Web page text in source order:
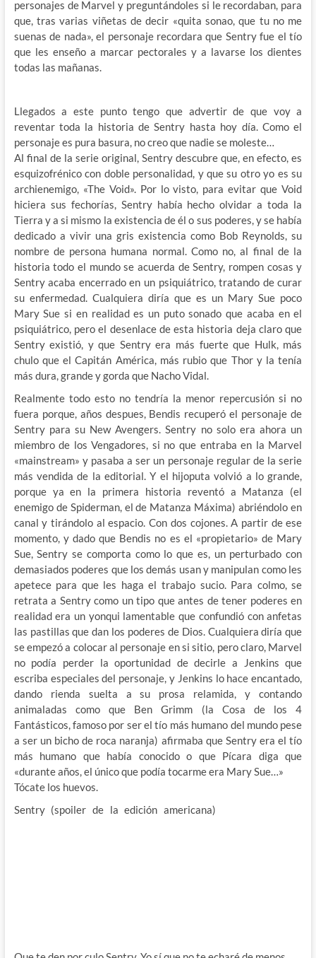
personajes de Marvel y preguntándoles si le recordaban, para
que, tras varias viñetas de decir «quita sonao, que tu no me
suenas de nada», el personaje recordara que Sentry fue el tío
que les enseño a marcar pectorales y a lavarse los dientes
todas las mañanas.
Llegados a este punto tengo que advertir de que voy a
reventar toda la historia de Sentry hasta hoy día. Como el
personaje es pura basura, no creo que nadie se moleste…
Al final de la serie original, Sentry descubre que, en efecto, es
esquizofrénico con doble personalidad, y que su otro yo es su
archienemigo, «The Void». Por lo visto, para evitar que Void
hiciera sus fechorías, Sentry había hecho olvidar a toda la
Tierra y a si mismo la existencia de él o sus poderes, y se había
dedicado a vivir una gris existencia como Bob Reynolds, su
nombre de persona humana normal. Como no, al final de la
historia todo el mundo se acuerda de Sentry, rompen cosas y
Sentry acaba encerrado en un psiquiátrico, tratando de curar
su enfermedad. Cualquiera diría que es un Mary Sue poco
Mary Sue si en realidad es un puto sonado que acaba en el
psiquiátrico, pero el desenlace de esta historia deja claro que
Sentry existió, y que Sentry era más fuerte que Hulk, más
chulo que el Capitán América, más rubio que Thor y la tenía
más dura, grande y gorda que Nacho Vidal.
Realmente todo esto no tendría la menor repercusión si no
fuera porque, años despues, Bendis recuperó el personaje de
Sentry para su New Avengers. Sentry no solo era ahora un
miembro de los Vengadores, si no que entraba en la Marvel
«mainstream» y pasaba a ser un personaje regular de la serie
más vendida de la editorial. Y el hijoputa volvió a lo grande,
porque ya en la primera historia reventó a Matanza (el
enemigo de Spiderman, el de Matanza Máxima) abriéndolo en
canal y tirándolo al espacio. Con dos cojones. A partir de ese
momento, y dado que Bendis no es el «propietario» de Mary
Sue, Sentry se comporta como lo que es, un perturbado con
demasiados poderes que los demás usan y manipulan como les
apetece para que les haga el trabajo sucio. Para colmo, se
retrata a Sentry como un tipo que antes de tener poderes en
realidad era un yonqui lamentable que confundió con anfetas
las pastillas que dan los poderes de Dios. Cualquiera diría que
se empezó a colocar al personaje en si sitio, pero claro, Marvel
no podía perder la oportunidad de decirle a Jenkins que
escriba especiales del personaje, y Jenkins lo hace encantado,
dando rienda suelta a su prosa relamida, y contando
animaladas como que Ben Grimm (la Cosa de los 4
Fantásticos, famoso por ser el tío más humano del mundo pese
a ser un bicho de roca naranja) afirmaba que Sentry era el tío
más humano que había conocido o que Pícara diga que
«durante años, el único que podía tocarme era Mary Sue…»
Tócate los huevos.
Sentry (spoiler de la edición americana)